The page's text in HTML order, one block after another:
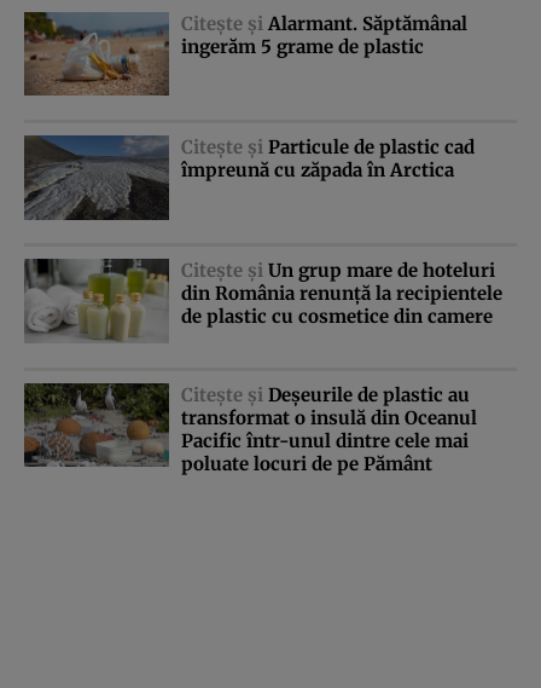
Citeşte şi Alarmant. Săptămânal
ingerăm 5 grame de plastic
Citeşte şi Particule de plastic cad
împreună cu zăpada în Arctica
Citeşte şi Un grup mare de hoteluri
din România renunţă la recipientele
de plastic cu cosmetice din camere
Citeşte şi Deşeurile de plastic au
transformat o insulă din Oceanul
Pacific într-unul dintre cele mai
poluate locuri de pe Pământ